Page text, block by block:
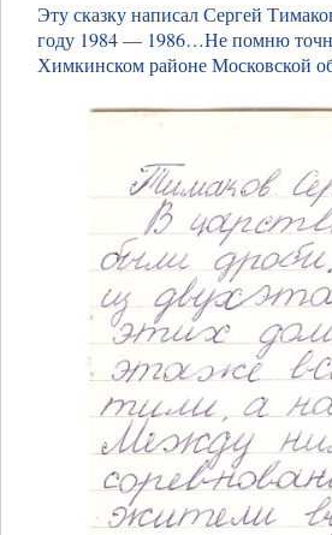
Эту сказку написал Сергей
году 1984 — 1986…Не помню
Химкинском районе Московской